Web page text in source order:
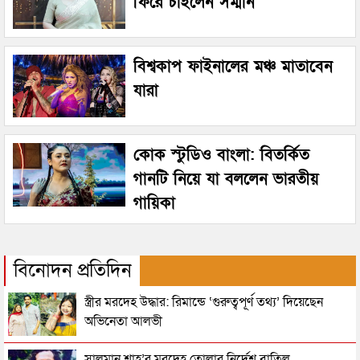
বিশ্বকাপ ফাইনালের মঞ্চ মাতাবেন
যারা
কোক স্টুডিও বাংলা: বিতর্কিত
গানটি নিয়ে যা বললেন ভারতীয়
গায়িকা
বিনোদন প্রতিদিন
স্ত্রীর মরদেহ উদ্ধার: রিমান্ডে ‘গুরুত্বপূর্ণ তথ্য’ দিয়েছেন
অভিনেতা আলভী